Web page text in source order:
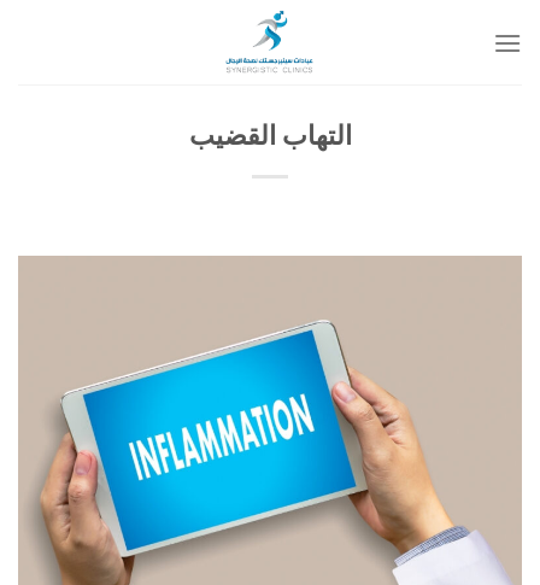
للمحتوى
التهاب القضيب